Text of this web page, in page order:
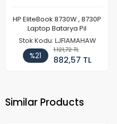
HP EliteBook 8730W , 8730P
Laptop Batarya Pil
Stok Kodu: LJFIAMAHAW
%21
1.121,72 TL
882,57 TL
Similar Products